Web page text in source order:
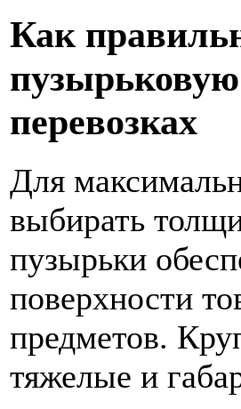
Как
перевозках
Для
выбирать
пузырьки
поверхности
предметов.
тяжелые и